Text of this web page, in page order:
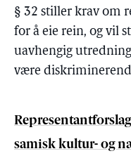
§ 32 stiller krav om
for å eie rein, og vil
uavhengig
være
samisk kultur- og